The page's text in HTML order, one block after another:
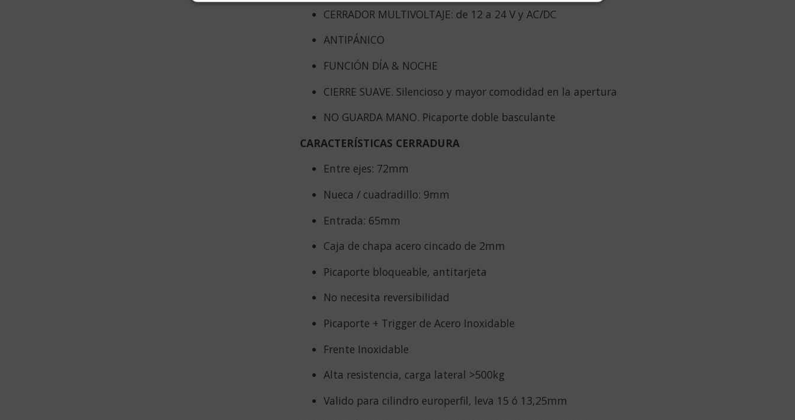
CERRADOR MULTIVOLTAJE: de 12 a 24 V y AC/DC
ANTIPÁNICO
FUNCIÓN DÍA & NOCHE
CIERRE SUAVE. Silencioso y mayor comodidad en la apertura
NO GUARDA MANO. Picaporte doble basculante
CARACTERÍSTICAS CERRADURA
Entre ejes: 72mm
Nueca / cuadradillo: 9mm
Entrada: 65mm
Caja de chapa acero cincado de 2mm
Picaporte bloqueable, antitarjeta
No necesita reversibilidad
Picaporte + Trigger de Acero Inoxidable
Frente Inoxidable
Alta resistencia, carga lateral >500kg
Valido para cilindro europerfil, leva 15 ó 13,25mm